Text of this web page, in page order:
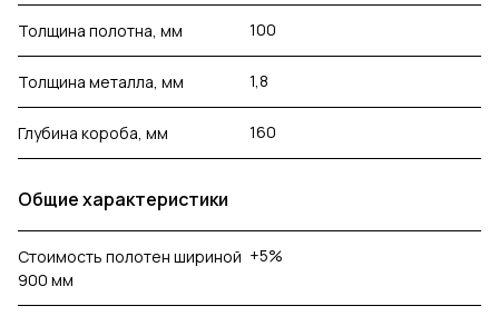
Толщина полотна, мм 100
Толщина металла, мм 1,8
Глубина короба, мм 160
Общие характеристики
Стоимость полотен шириной
900 мм
+5%